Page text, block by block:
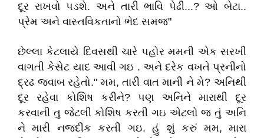
દૂર રાખવો પડશે. અને તારી ભાવિ પેઢી...? ઓ બેટા..
પ્રેમ અને વાસ્તવિકતાનો ભેદ સમજ"
છેલ્લા કેટલાયે દિવસથી ચારે પહોર મમની એક સરખી
વાગતી કેસેટ યાદ આવી ગઇ . અને દરેક વખતે પ્રનીનો
દ્રઢ જવાબ રહેતો." મમ, તારી વાત માની ને મે? અનિથી
દૂર રહેવા કોશિષ કરીને? પણ અનિને મારાથી દૂર
કરવાની તુ જેટલી કોશિષ કરતી ગઇ એટલો જ તું અનિ
ને મારી નજદીક કરતી ગઇ. હું શું કરું મમ, મારા